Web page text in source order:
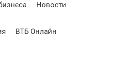
Новости
ВТБ Онлайн